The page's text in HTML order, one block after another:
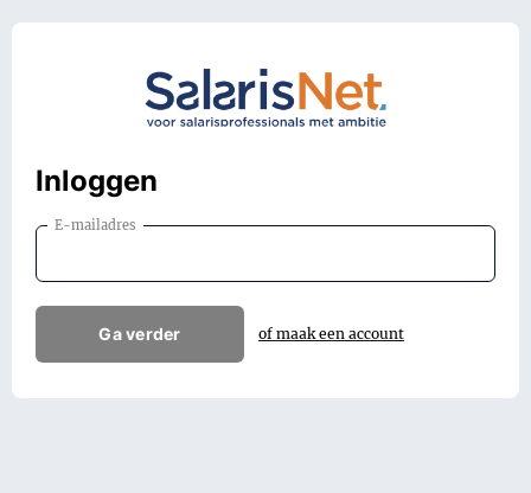
Inloggen
E-mailadres
Ga verder of maak een account